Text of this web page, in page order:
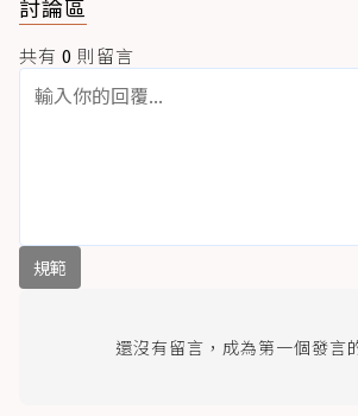
討論區
共有 0 則留言
規範
還沒有留言，成為第一個發言